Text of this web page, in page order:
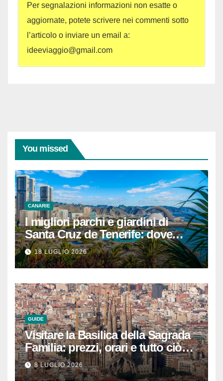
Per segnalazioni informazioni non esatte o
aggiornate, potete scrivere nei commenti sotto
l’articolo o inviare un email a:
ideeviaggio@gmail.com
You missed
CANARIE
I migliori parchi e giardini di
Santa Cruz de Tenerife: dove
rilassarsi
18 LUGLIO 2026
GUIDE
Visitare la Basilica della Sagrada
Familia: prezzi, orari e tutto ciò
che devi sapere per
un’esperienza indimenticabile
8 LUGLIO 2026